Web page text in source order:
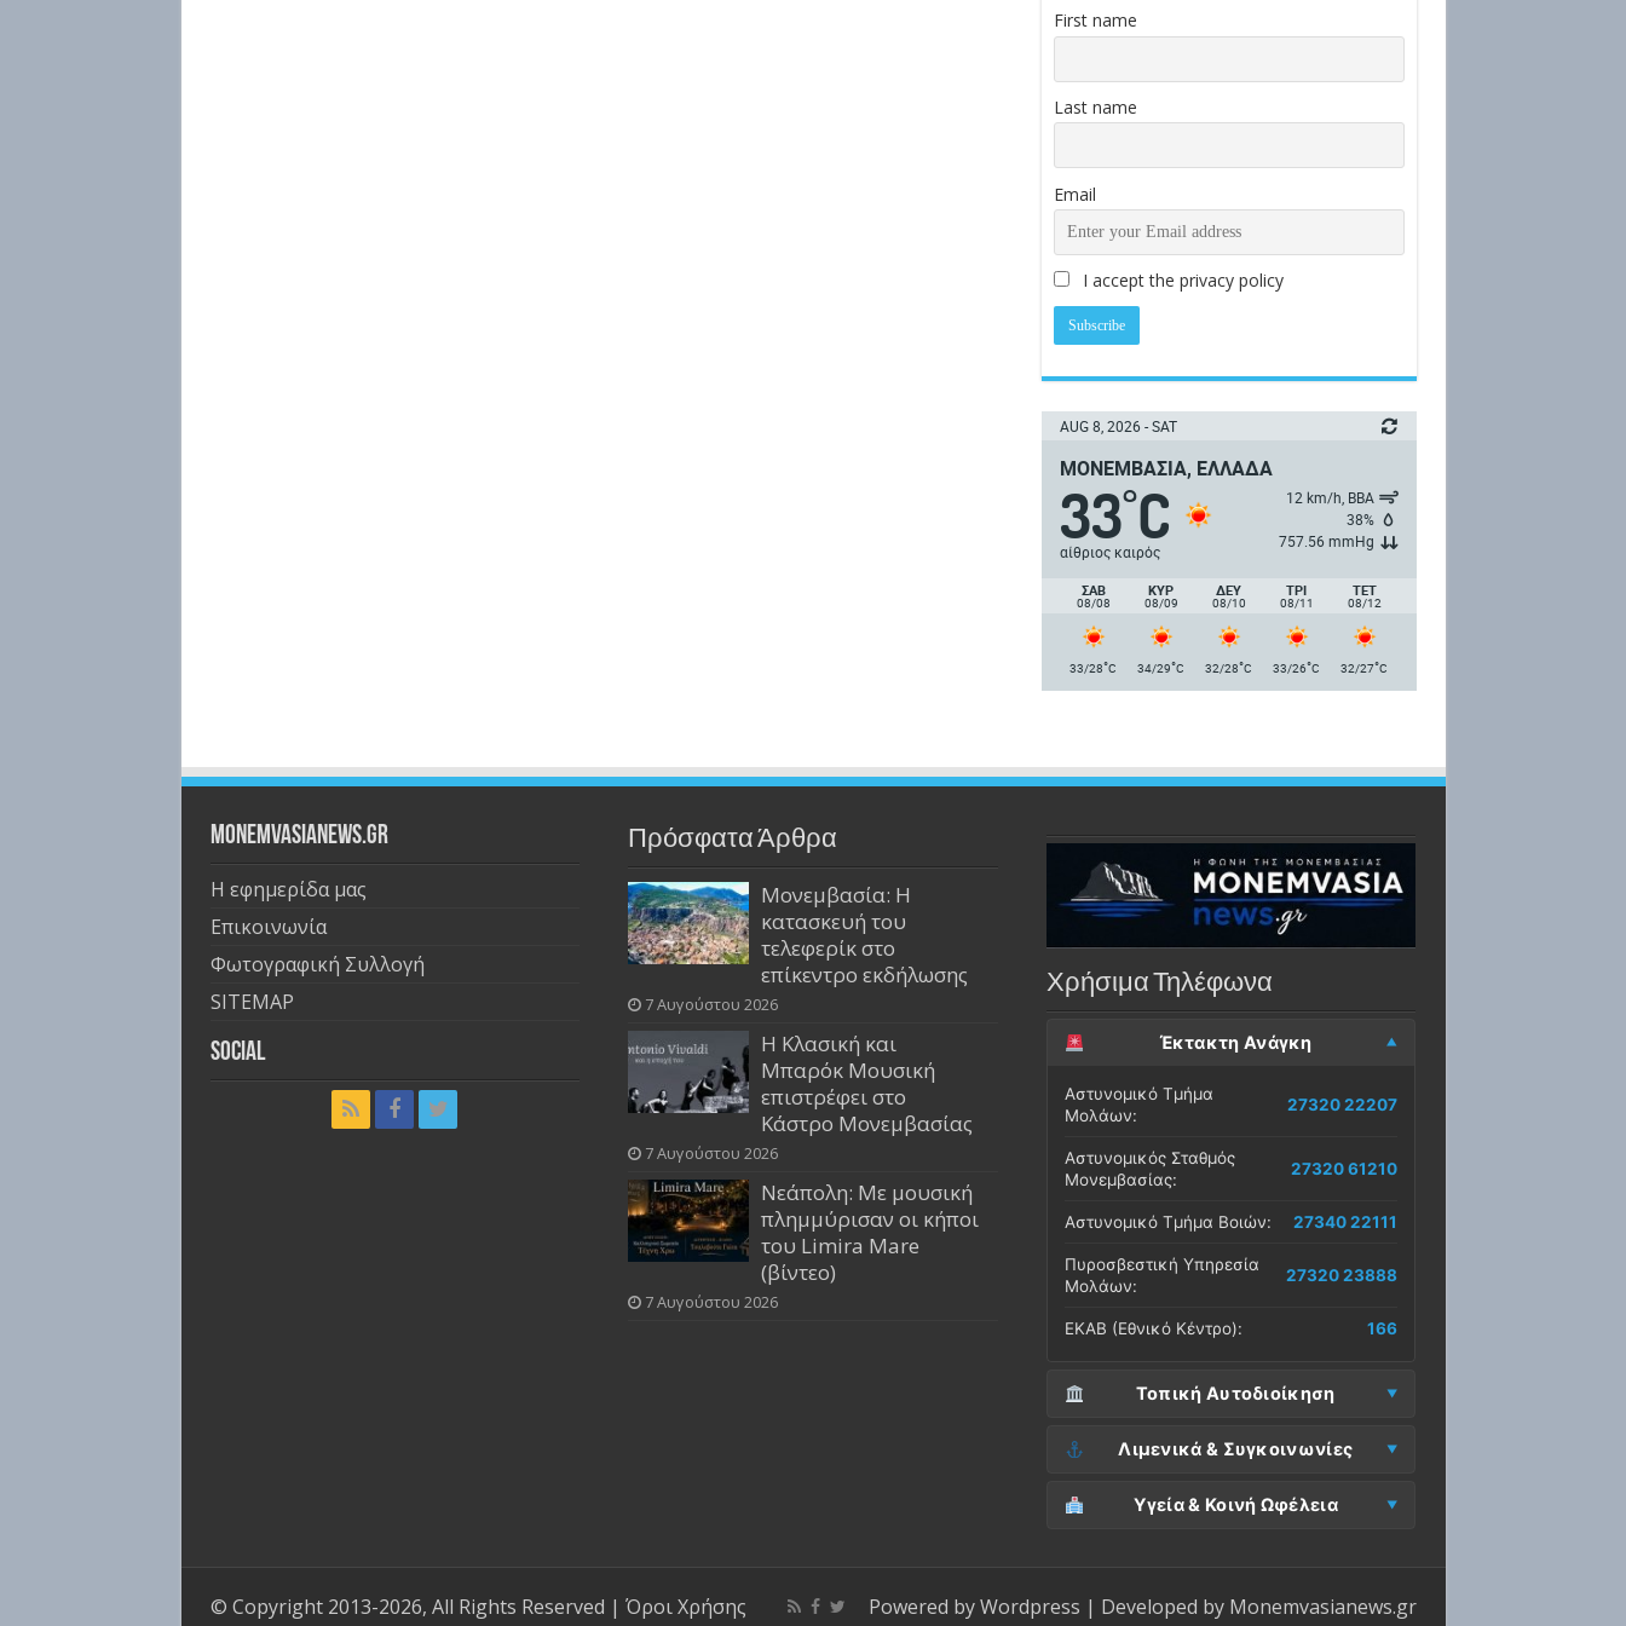
First name
Last name
Email
I accept the privacy policy
AUG 8, 2026 - SAT
ΜΟΝΕΜΒΑΣΙΆ, ΕΛΛΆΔΑ
33°C
αίθριος καιρός
12 km/h, ΒΒΑ
38%
757.56 mmHg
ΣΑΒ
08/08
ΚΥΡ
08/09
ΔΕΥ
08/10
ΤΡΙ
08/11
ΤΕΤ
08/12
33/28°C 34/29°C 32/28°C 33/26°C 32/27°C
Monemvasianews.gr
Η εφημερίδα μας
Επικοινωνία
Φωτογραφική Συλλογή
SITEMAP
Social
Πρόσφατα Άρθρα
Μονεμβασία: Η
κατασκευή του
τελεφερίκ στο
επίκεντρο εκδήλωσης
7 Αυγούστου 2026
Η Κλασική και
Μπαρόκ Μουσική
επιστρέφει στο
Κάστρο Μονεμβασίας
7 Αυγούστου 2026
Νεάπολη: Με μουσική
πλημμύρισαν οι κήποι
του Limira Mare
(βίντεο)
7 Αυγούστου 2026
Χρήσιμα Τηλέφωνα
Έκτακτη Ανάγκη
Αστυνομικό Τμήμα
Μολάων:
27320 22207
Αστυνομικός Σταθμός
Μονεμβασίας:
27320 61210
Αστυνομικό Τμήμα Βοιών: 27340 22111
Πυροσβεστική Υπηρεσία
Μολάων:
27320 23888
ΕΚΑΒ (Εθνικό Κέντρο): 166
Τοπική Αυτοδιοίκηση
Δήμος Μονεμβασίας
(Έδρα):
27323 60500
Δ.Ε. Μονεμβασίας
27323 60019
ΚΕΠ Μονεμβασίας: 27323 60031
Λιμενικά & Συγκοινωνίες
Λιμεναρχείο
Μονεμβασίας:
27320 61266
ΚΤΕΛ Λακωνίας (Σταθμός
Μολάων):
27320 22209
Υγεία & Κοινή Ωφέλεια
Powered byWordpress | Developed by Monemvasianews.gr
© Copyright 2013-2026, All Rights Reserved | Όροι Χρήσης